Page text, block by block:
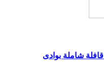
شاملة بوادى